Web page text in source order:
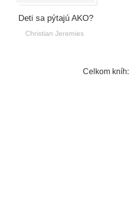
Deti sa pýtajú AKO?
Christian Jeremies
Celkom kníh: